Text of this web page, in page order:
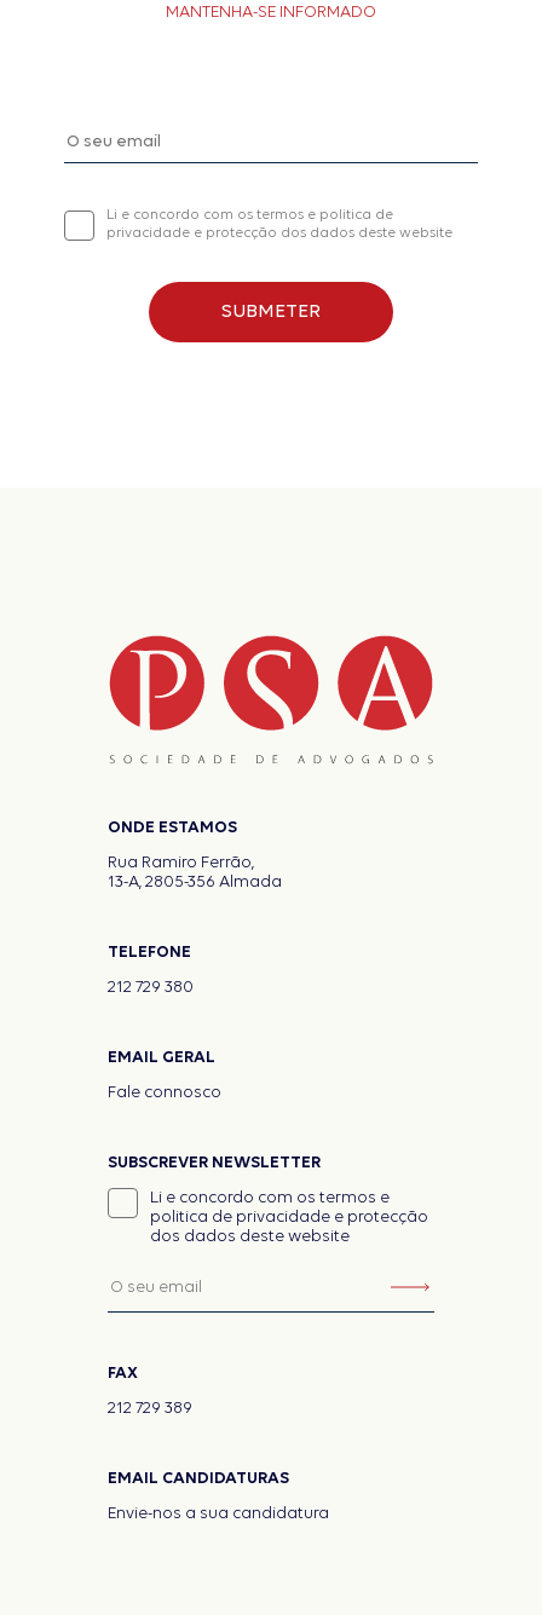
MANTENHA-SE INFORMADO
Li e concordo com os termos e politica de
privacidade e protecção dos dados deste website
SUBMETER
ONDE ESTAMOS
Rua Ramiro Ferrão,
13-A, 2805-356 Almada
TELEFONE
212 729 380
EMAIL GERAL
Fale connosco
SUBSCREVER NEWSLETTER
Li e concordo com os termos e
politica de privacidade e protecção
dos dados deste website
FAX
212 729 389
EMAIL CANDIDATURAS
Envie-nos a sua candidatura